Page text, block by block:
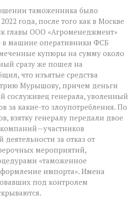
таможенника было
года, после того как в Москве
главы ООО «Агроменеджмент»
в машине оперативники ФСБ
купюры на сумму около
сразу же пошел на
что изъятые средства
Мурышову, причем деньги
сослуживец генерала, уволенный
за какие-то злоупотребления. По
взятку генералу передали двое
за отказ от
мероприятий,
«таможенное
импорта». Имена
под контролем